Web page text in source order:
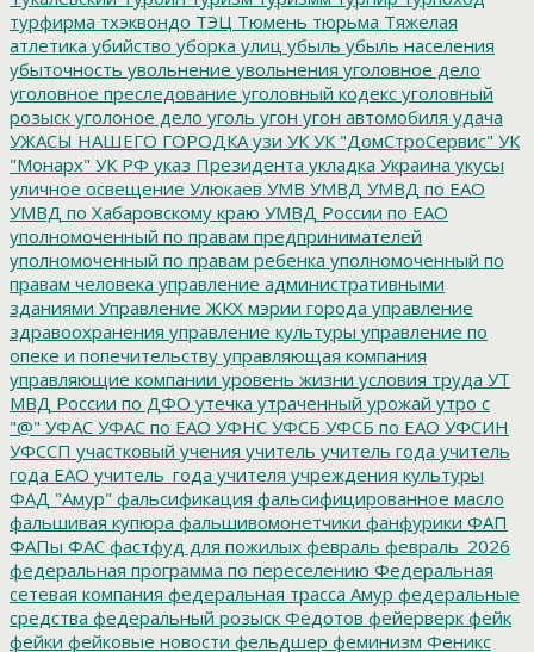
турфирма тхэквондо ТЭЦ Тюмень тюрьма Тяжелая
атлетика убийство уборка улиц убыль убыль населения
убыточность увольнение увольнения уголовное дело
уголовное преследование уголовный кодекс уголовный
розыск уголоное дело уголь угон угон автомобиля удача
УЖАСЫ НАШЕГО ГОРОДКА узи УК УК "ДомСтроСервис" УК
"Монарх" УК РФ указ Президента укладка Украина укусы
уличное освещение Улюкаев УМВ УМВД УМВД по ЕАО
УМВД по Хабаровскому краю УМВД России по ЕАО
уполномоченный по правам предпринимателей
уполномоченный по правам ребенка уполномоченный по
правам человека управление административными
зданиями Управление ЖКХ мэрии города управление
здравоохранения управление культуры управление по
опеке и попечительству управляющая компания
управляющие компании уровень жизни условия труда УТ
МВД России по ДФО утечка утраченный урожай утро с
"@" УФАС УФАС по ЕАО УФНС УФСБ УФСБ по ЕАО УФСИН
УФССП участковый учения учитель учитель года учитель
года ЕАО учитель_года учителя учреждения культуры
ФАД "Амур" фальсификация фальсифицированное масло
фальшивая купюра фальшивомонетчики фанфурики ФАП
ФАПы ФАС фастфуд для пожилых февраль февраль_2026
федеральная программа по переселению Федеральная
сетевая компания федеральная трасса Амур федеральные
средства федеральный розыск Федотов фейерверк фейк
фейки фейковые новости фельдшер феминизм Феникс